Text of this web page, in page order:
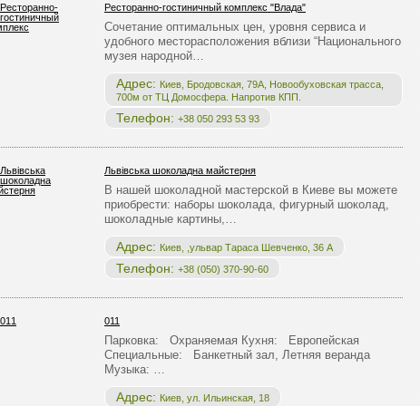
Ресторанно-гостиничный комплекс "Влада"
Сочетание оптимальных цен, уровня сервиса и
удобного месторасположения вблизи “Национального
музея народной…
Адрес: Киев, Бродовская, 79А, Новообуховская трасса,
700м от ТЦ Домосфера. Напротив КПП.
Телефон: +38 050 293 53 93
Львівська шоколадна майстерня
В нашей шоколадной мастерской в Киеве вы можете
приобрести: наборы шоколада, фигурный шоколад,
шоколадные картины,…
Адрес: Киев, ,ульвар Тараса Шевченко, 36 А
Телефон: +38 (050) 370-90-60
011
Парковка: Охраняемая Кухня: Европейская
Специальные: Банкетный зал, Летняя веранда
Музыка: …
Адрес: Киев, ул. Ильинская, 18